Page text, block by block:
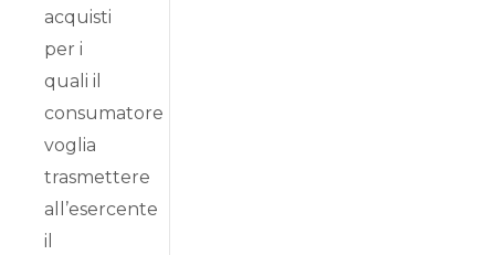
acquisti
per i
quali il
consumatore
voglia
trasmettere
all’esercente
il